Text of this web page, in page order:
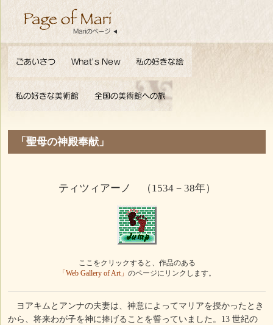
「聖母の神殿奉献」
ティツィアーノ （1534－38年）
ここをクリックすると、作品のある
「Web Gallery of Art」 のページにリンクします。
ヨアキムとアンナの夫妻は、神意によってマリアを授かったとき
から、将来わが子を神に捧げることを誓っていました。13 世紀の